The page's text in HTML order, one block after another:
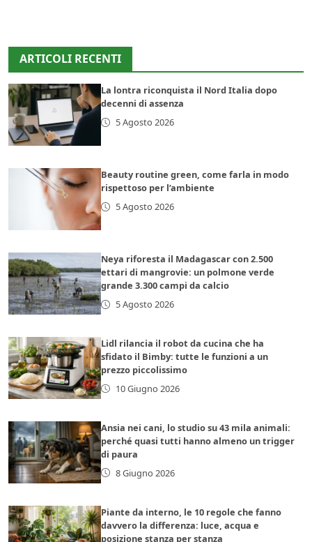
ARTICOLI RECENTI
La lontra riconquista il Nord Italia dopo
decenni di assenza
5 Agosto 2026
Beauty routine green, come farla in modo
rispettoso per l’ambiente
5 Agosto 2026
Neya riforesta il Madagascar con 2.500
ettari di mangrovie: un polmone verde
grande 3.300 campi da calcio
5 Agosto 2026
Lidl rilancia il robot da cucina che ha
sfidato il Bimby: tutte le funzioni a un
prezzo piccolissimo
10 Giugno 2026
Ansia nei cani, lo studio su 43 mila animali:
perché quasi tutti hanno almeno un trigger
di paura
8 Giugno 2026
Piante da interno, le 10 regole che fanno
davvero la differenza: luce, acqua e
posizione stanza per stanza